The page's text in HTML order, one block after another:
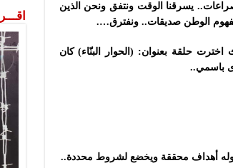
يسرقنا الوقت ونتفق ونحن الذين
الوطن صديقات.. ونفترق….
حلقة بعنوان: (الحوار البنّاء) كان
باسمي..
وله أهداف محققة ويخضع لشروط محددة..